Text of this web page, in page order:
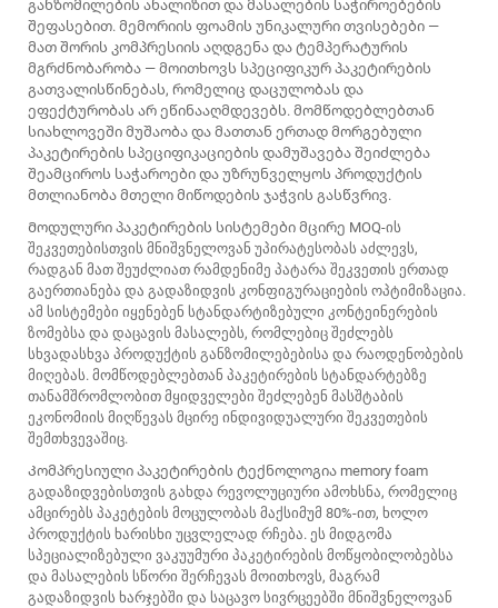
განზომილების ანალიზით და მასალების საჭიროებების
შეფასებით. მემორიის ფოამის უნიკალური თვისებები —
მათ შორის კომპრესიის აღდგენა და ტემპერატურის
მგრძნობარობა — მოითხოვს სპეციფიკურ პაკეტირების
გათვალისწინებას, რომელიც დაცულობას და
ეფექტურობას არ ეწინააღმდევებს. მომწოდებლებთან
სიახლოვეში მუშაობა და მათთან ერთად მორგებული
პაკეტირების სპეციფიკაციების დამუშავება შეიძლება
შეამციროს საჭაროები და უზრუნველყოს პროდუქტის
მთლიანობა მთელი მიწოდების ჯაჭვის გასწვრივ.
Მოდულური პაკეტირების სისტემები მცირე MOQ-ის
შეკვეთებისთვის მნიშვნელოვან უპირატესობას აძლევს,
რადგან მათ შეუძლიათ რამდენიმე პატარა შეკვეთის ერთად
გაერთიანება და გადაზიდვის კონფიგურაციების ოპტიმიზაცია.
ამ სისტემები იყენებენ სტანდარტიზებული კონტეინერების
ზომებსა და დაცავის მასალებს, რომლებიც შეძლებს
სხვადასხვა პროდუქტის განზომილებებისა და რაოდენობების
მიღებას. მომწოდებლებთან პაკეტირების სტანდარტებზე
თანამშრომლობით მყიდველები შეძლებენ მასშტაბის
ეკონომიის მიღწევას მცირე ინდივიდუალური შეკვეთების
შემთხვევაშიც.
Კომპრესიული პაკეტირების ტექნოლოგია memory foam
გადაზიდვებისთვის გახდა რევოლუციური ამოხსნა, რომელიც
ამცირებს პაკეტების მოცულობას მაქსიმუმ 80%-ით, ხოლო
პროდუქტის ხარისხი უცვლელად რჩება. ეს მიდგომა
სპეციალიზებული ვაკუუმური პაკეტირების მოწყობილობებსა
და მასალების სწორი შერჩევას მოითხოვს, მაგრამ
გადაზიდვის ხარჯებში და საცავო სივრცეებში მნიშვნელოვან